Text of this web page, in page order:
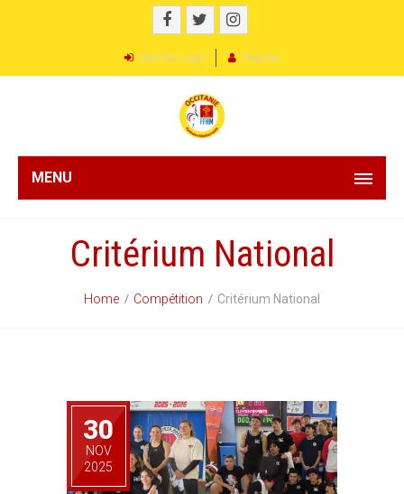
Member Login Register
MENU
Critérium National
Home Compétition Critérium National
30
NOV
2025